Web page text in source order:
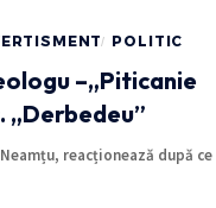
POLITIC
–„Piticanie
„Derbedeu”
reacționează după